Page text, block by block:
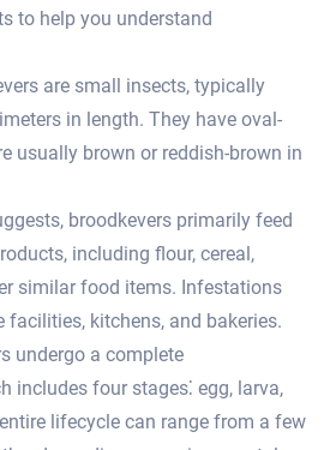
to help you understand
are small insects, typically
in length.​ They have oval-
usually brown or reddish-brown in
broodkevers primarily feed
including flour, cereal,
similar food items.​ Infestations
facilities, kitchens, and bakeries.
undergo a complete
includes four stages⁚ egg, larva,
lifecycle can range from a few